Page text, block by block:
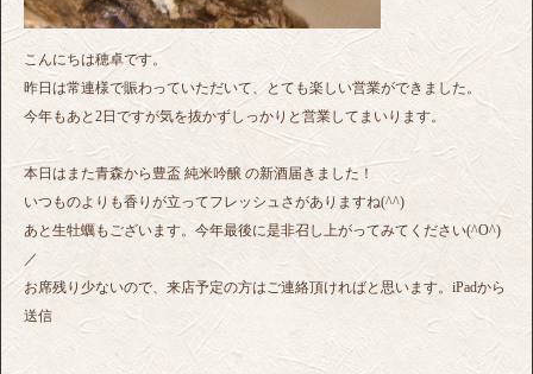
こんにちは穂卓です。
昨日は常連様で賑わっていただいて、とても楽しい営業ができました。
今年もあと2日ですが気を抜かずしっかりと営業してまいります。
本日はまた青森から豊盃 純米吟醸 の新酒届きました！
いつものよりも香りが立ってフレッシュさがありますね(^^)
あと生牡蠣もございます。今年最後に是非召し上がってみてください(^O^)
／
お席残り少ないので、来店予定の方はご連絡頂ければと思います。iPadから
送信